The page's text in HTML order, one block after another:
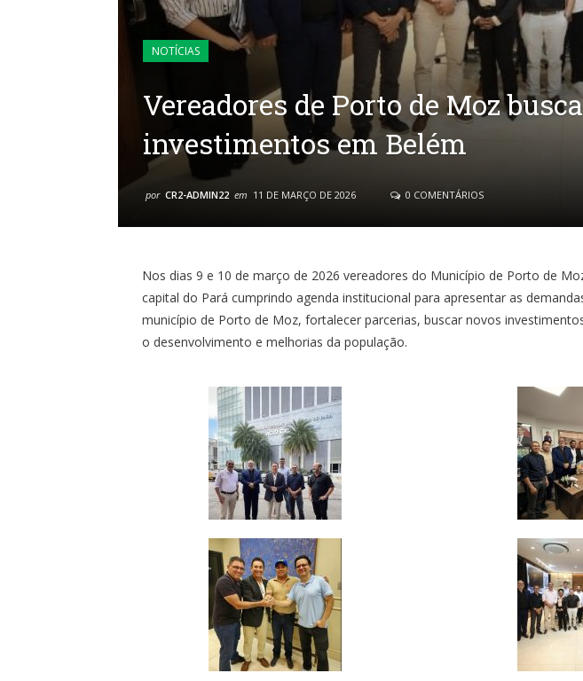
NOTÍCIAS
Vereadores de Porto de Moz
investimentos em Belém
por CR2-ADMIN22 em 11 DE MARÇO DE 2026 0 COMENTÁRIOS
Nos dias 9 e 10 de março de 2026 vereadores do Município de Porto de
capital do Pará cumprindo agenda institucional para apresentar as
município de Porto de Moz, fortalecer parcerias, buscar novos
o desenvolvimento e melhorias da população.